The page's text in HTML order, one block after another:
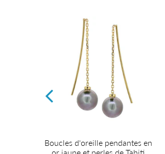
Boucles d'oreille pendantes en